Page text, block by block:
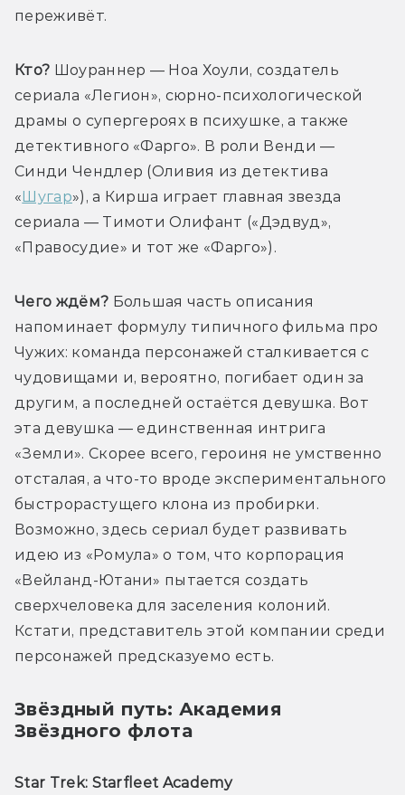
переживёт.
Кто? Шоураннер — Ноа Хоули, создатель
сериала «Легион», сюрно-психологической
драмы о супергероях в психушке, а также
детективного «Фарго». В роли Венди —
Синди Чендлер (Оливия из детектива
«Шугар»), а Кирша играет главная звезда
сериала — Тимоти Олифант («Дэдвуд»,
«Правосудие» и тот же «Фарго»).
Чего ждём? Большая часть описания
напоминает формулу типичного фильма про
Чужих: команда персонажей сталкивается с
чудовищами и, вероятно, погибает один за
другим, а последней остаётся девушка. Вот
эта девушка — единственная интрига
«Земли». Скорее всего, героиня не умственно
отсталая, а что-то вроде экспериментального
быстрорастущего клона из пробирки.
Возможно, здесь сериал будет развивать
идею из «Ромула» о том, что корпорация
«Вейланд-Ютани» пытается создать
сверхчеловека для заселения колоний.
Кстати, представитель этой компании среди
персонажей предсказуемо есть.
Звёздный путь: Академия
Звёздного флота
Star Trek: Starfleet Academy